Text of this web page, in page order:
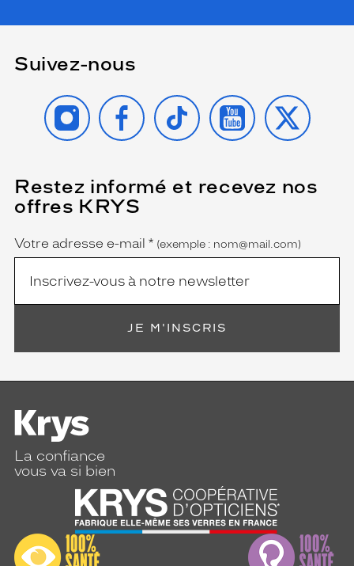
Suivez-nous
INSTAGRAMFACEBOOK
TIKTOK YOUTUBE
X
Restez informé et recevez nos
offres KRYS
Name
Votre adresse e-mail *
(Ce
champ
est
obligatoire)
(exemple : nom@mail.com)
JE M'INSCRIS
La confiance
vous va si bien